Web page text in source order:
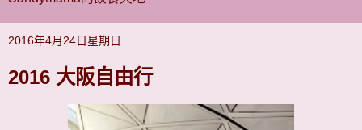
2016年4月24日星期日
2016 大阪自由行